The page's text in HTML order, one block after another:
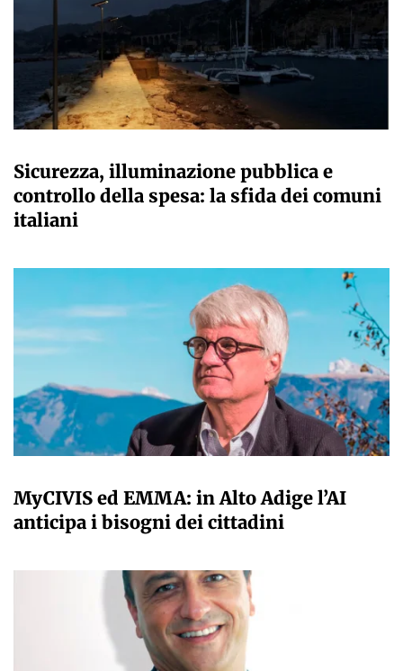
Sicurezza, illuminazione pubblica e
controllo della spesa: la sfida dei comuni
italiani
MyCIVIS ed EMMA: in Alto Adige l’AI
anticipa i bisogni dei cittadini